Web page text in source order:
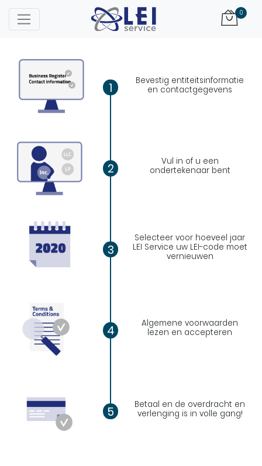
0
1
Bevestig entiteitsinformatie
en contactgegevens
2
Vul in of u een
ondertekenaar bent
3
Selecteer voor hoeveel jaar
LEI Service uw LEI-code moet
vernieuwen
4
Algemene voorwaarden
lezen en accepteren
5
Betaal en de overdracht en
verlenging is in volle gang!